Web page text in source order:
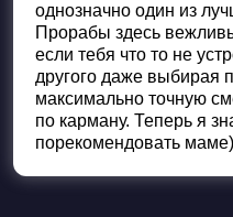
однозначно один из
Прорабы здесь
если тебя что то не
другого даже выбирая
максимально точную
по карману. Теперь я
порекомендовать маме)